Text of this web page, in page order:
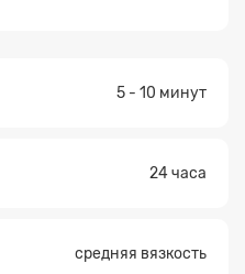
5 - 10 минут
24 часа
средняя вязкость